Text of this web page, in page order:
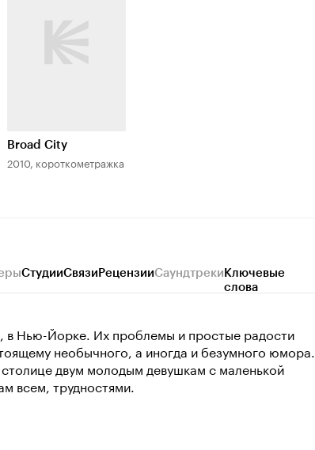
Broad City
2010, короткометражка
СтудииСвязиРецензииСаундтрекиКлючевые
слова
в Нью-Йорке. Их проблемы и простые радости
необычного, а иногда и безумного юмора.
двум молодым девушкам с маленькой
всем, трудностями.